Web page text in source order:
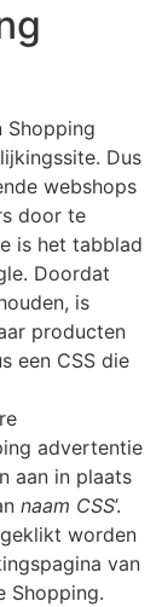
Shopping
Dus
webshops
door te
is het tabblad
Doordat
is
producten
een CSS die
advertentie
aan in plaats
naam CSS’.
worden
van
Shopping.